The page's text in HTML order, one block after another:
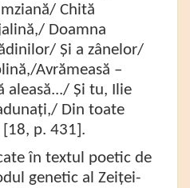
Chită
Doamna
Și a zânelor/
Avrămeasă –
aleasă.../ Și tu, Ilie
Din toate
p. 431].
în textul poetic de
genetic al Zeiței-